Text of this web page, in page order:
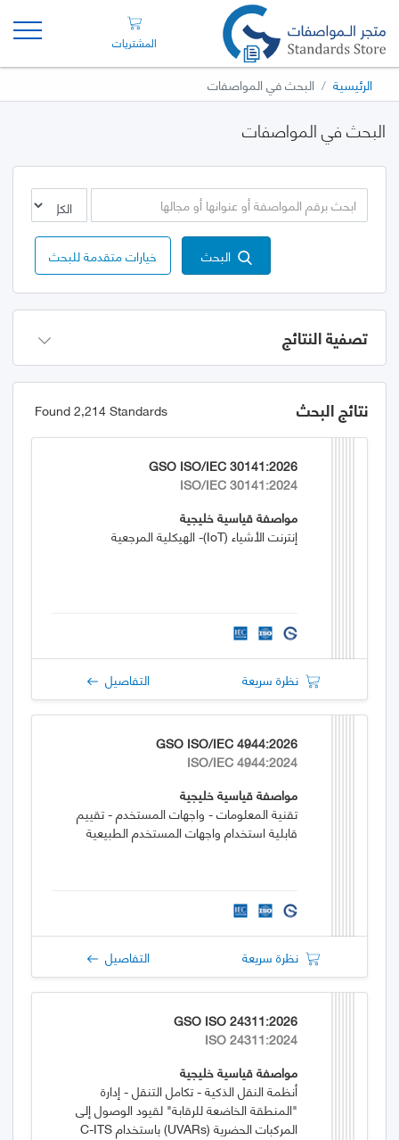
المشتريات
الرئيسية البحث في المواصفات
البحث في المواصفات
البحث خيارات متقدمة للبحث
تصفية النتائج
نتائج البحث Found 2,214 Standards
GSO ISO/IEC 30141:2026
ISO/IEC 30141:2024
مواصفة قياسية خليجية
إنترنت الأشياء (IoT)- الهيكلية المرجعية
نظرة سريعة التفاصيل
GSO ISO/IEC 4944:2026
ISO/IEC 4944:2024
مواصفة قياسية خليجية
تقنية المعلومات - واجهات المستخدم - تقييم
قابلية استخدام واجهات المستخدم الطبيعية
نظرة سريعة التفاصيل
GSO ISO 24311:2026
ISO 24311:2024
مواصفة قياسية خليجية
أنظمة النقل الذكية - تكامل التنقل - إدارة
"المنطقة الخاضعة للرقابة" لقيود الوصول إلى
المركبات الحضرية (UVARs) باستخدام C-ITS